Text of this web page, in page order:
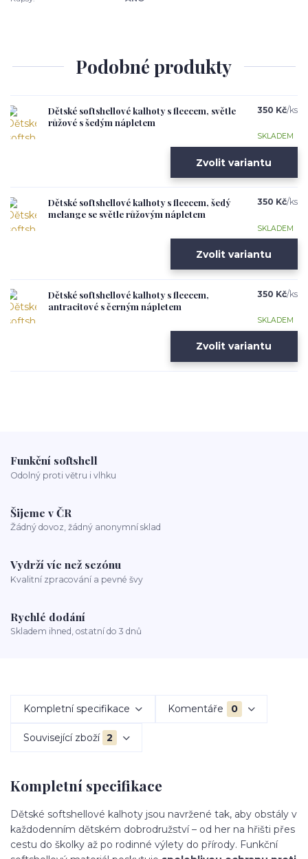
Podobné produkty
Dětské softshellové kalhoty s fleecem, světle
růžové s šedým nápletem
350 Kč/ks
SKLADEM
Zvolit variantu
Dětské softshellové kalhoty s fleecem, šedý
melange se světle růžovým nápletem
350 Kč/ks
SKLADEM
Zvolit variantu
Dětské softshellové kalhoty s fleecem,
antracitové s černým nápletem
350 Kč/ks
SKLADEM
Zvolit variantu
Funkční softshell
Odolný proti větru i vlhku
Šijeme v ČR
Žádný dovoz, žádný anonymní sklad
Vydrží víc než sezónu
Kvalitní zpracování a pevné švy
Rychlé dodání
Skladem ihned, ostatní do 3 dnů
Kompletní specifikace Komentáře 0
Související zboží 2
Kompletní specifikace
Dětské softshellové kalhoty jsou navržené tak, aby obstály v
každodenním dětském dobrodružství – od her na hřišti přes
cestu do školky až po rodinné výlety do přírody. Funkční